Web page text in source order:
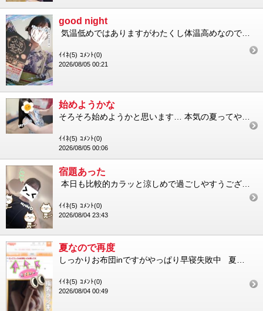
good night
ｲｲﾈ(5) ｺﾒﾝﾄ(0)
2026/08/05 00:21
始めようかな
ｲｲﾈ(5) ｺﾒﾝﾄ(0)
2026/08/05 00:06
宿題あった
ｲｲﾈ(5) ｺﾒﾝﾄ(0)
2026/08/04 23:43
夏なので再度
ｲｲﾈ(5) ｺﾒﾝﾄ(0)
2026/08/04 00:49